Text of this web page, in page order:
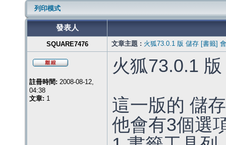
列印模式
發表人
SQUARE7476 文章主題 : 火狐73.0.1 版 儲存 [書籤]
註冊時間: 2008-08-12,
04:38
文章: 1
火狐73.0.1
這一版的 儲
他會有3個選